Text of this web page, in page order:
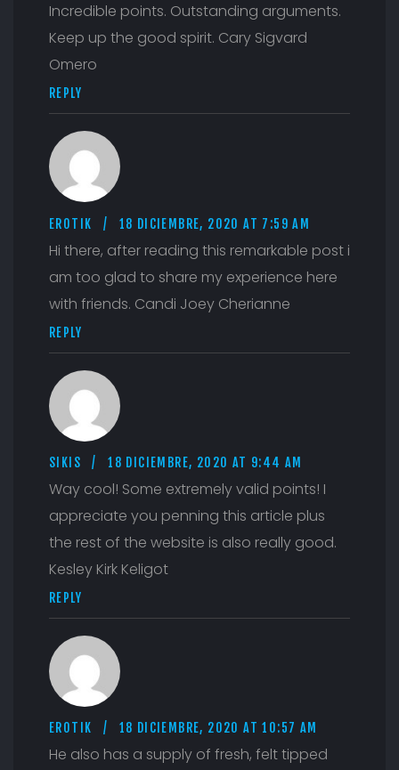
Incredible points. Outstanding arguments.
Keep up the good spirit. Cary Sigvard
Omero
REPLY
EROTIK 18 DICIEMBRE, 2020 AT 7:59 AM
Hi there, after reading this remarkable post i
am too glad to share my experience here
with friends. Candi Joey Cherianne
REPLY
SIKIS 18 DICIEMBRE, 2020 AT 9:44 AM
Way cool! Some extremely valid points! I
appreciate you penning this article plus
the rest of the website is also really good.
Kesley Kirk Keligot
REPLY
EROTIK 18 DICIEMBRE, 2020 AT 10:57 AM
He also has a supply of fresh, felt tipped